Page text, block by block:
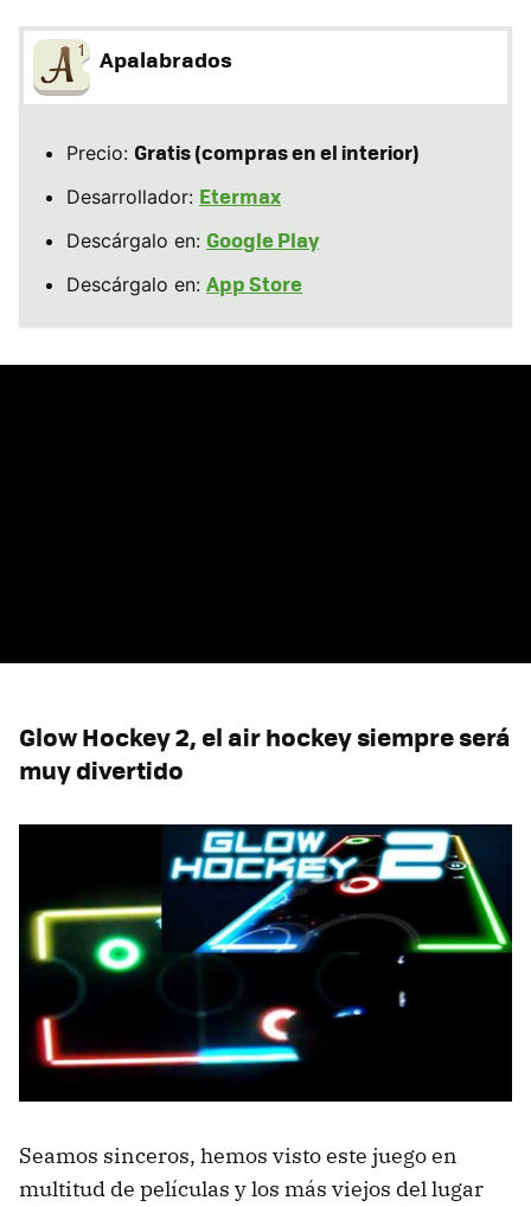
Apalabrados
Precio: Gratis (compras en el interior)
Desarrollador: Etermax
Descárgalo en: Google Play
Descárgalo en: App Store
Glow Hockey 2, el air hockey siempre será
muy divertido
Seamos sinceros, hemos visto este juego en
multitud de películas y los más viejos del lugar